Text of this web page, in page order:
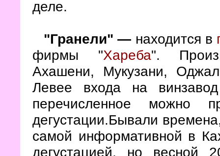
деле.
"Гранели"— находится в
фирмы "Хареба".
Ахашени, Мукузани,
Левее входа на
перечисленное можно
дегустации.Бывали
самой информативной в
дегустацией, но весной